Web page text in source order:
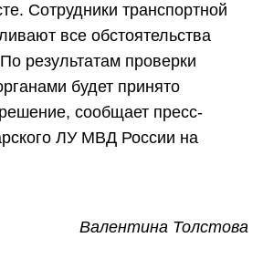
Сотрудники транспортной
все обстоятельства
результатам проверки
будет принято
сообщает пресс-
ЛУ МВД России на
Валентина Толстова